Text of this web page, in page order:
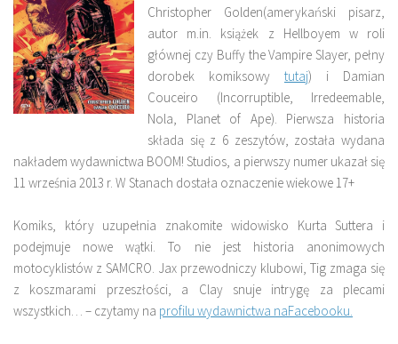
Christopher Golden(amerykański pisarz,
autor m.in. książek z Hellboyem w roli
głównej czy Buffy the Vampire Slayer, pełny
dorobek komiksowy tutaj) i Damian
Couceiro (Incorruptible, Irredeemable,
Nola, Planet of Ape). Pierwsza historia
składa się z 6 zeszytów, została wydana
nakładem wydawnictwa BOOM! Studios, a pierwszy numer ukazał się
11 września 2013 r. W Stanach dostała oznaczenie wiekowe 17+
Komiks, który uzupełnia znakomite widowisko Kurta Suttera i
podejmuje nowe wątki. To nie jest historia anonimowych
motocyklistów z SAMCRO. Jax przewodniczy klubowi, Tig zmaga się
z koszmarami przeszłości, a Clay snuje intrygę za plecami
wszystkich… – czytamy na profilu wydawnictwa naFacebooku.